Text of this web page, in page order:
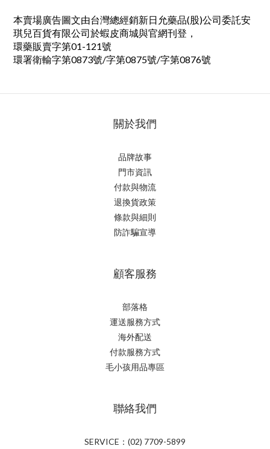
本賣場廣告圖文由台灣總經銷新日允藥品(股)公司委託安
琪兒百貨有限公司於蝦皮商城與官網刊登，
環藥販賣字第01-121號
環署衛輸字第0873號/字第0875號/字第0876號
關於我們
品牌故事
門市資訊
付款與物流
退換貨政策
條款與細則
防詐騙宣導
顧客服務
部落格
運送服務方式
海外配送
付款服務方式
毛小孩用品專區
聯絡我們
SERVICE：(02) 7709-5899